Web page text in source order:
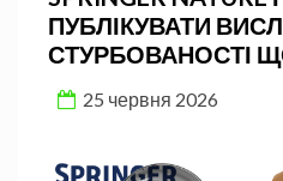
ПУБЛІКУВАТИ
СТУРБОВАНОСТІ
25 червня 2026